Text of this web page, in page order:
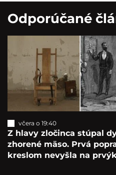
Odporúčané
včera o 19:40
Z hlavy zločinca stúpal
zhorené mäso. Prvá
kreslom nevyšla na